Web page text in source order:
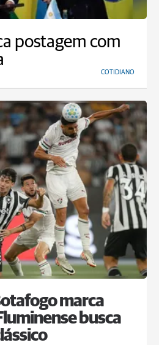
postagem com
COTIDIANO
marca
busca